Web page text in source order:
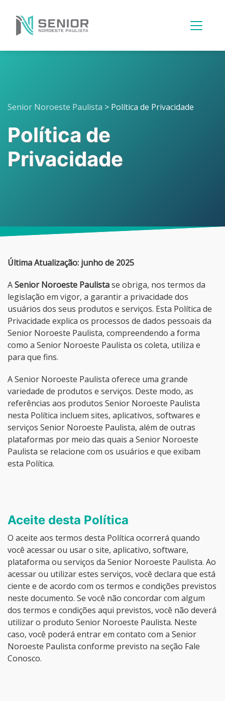
Menu
Principal
Senior Noroeste Paulista > Política de Privacidade
Política de
Privacidade
Última Atualização: junho de 2025
ASenior Noroeste Paulistase obriga, nos termos da
legislação em vigor, a garantir a privacidade dos
usuários dos seus produtos e serviços. Esta Política de
Privacidade explica os processos de dados pessoais da
Senior Noroeste Paulista, compreendendo a forma
como a Senior Noroeste Paulista os coleta, utiliza e
para que fins.
A Senior Noroeste Paulista oferece uma grande
variedade de produtos e serviços. Deste modo, as
referências aos produtos Senior Noroeste Paulista
nesta Política incluem sites, aplicativos, softwares e
serviços Senior Noroeste Paulista, além de outras
plataformas por meio das quais a Senior Noroeste
Paulista se relacione com os usuários e que exibam
esta Política.
Aceite desta Política
O aceite aos termos desta Política ocorrerá quando
você acessar ou usar o site, aplicativo, software,
plataforma ou serviços da Senior Noroeste Paulista. Ao
acessar ou utilizar estes serviços, você declara que está
ciente e de acordo com os termos e condições previstos
neste documento. Se você não concordar com algum
dos termos e condições aqui previstos, você não deverá
utilizar o produto Senior Noroeste Paulista. Neste
caso, você poderá entrar em contato com a Senior
Noroeste Paulista conforme previsto na seção Fale
Conosco.